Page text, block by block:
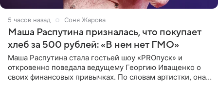
5 часов назад Соня Жарова
Маша Распутина призналась, что покупает
хлеб за 500 рублей: «В нем нет ГМО»
Маша Распутина стала гостьей шоу «PROпуск» и
откровенно поведала ведущему Георгию Иващенко о
своих финансовых привычках. По словам артистки, она